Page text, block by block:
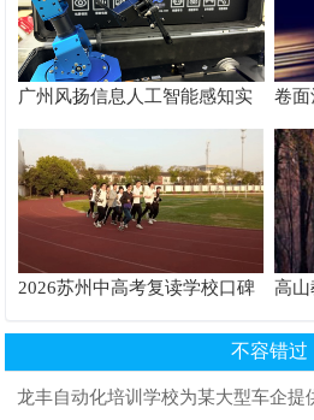
广州风扬信息人工智能感知实
验箱测评解析
卷
面
2026苏州中高考复读学校口碑
高
不容错过
龙丰自动化培训学校为某大型车企提